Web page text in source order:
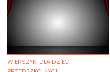
WIERSZYKI DLA DZIECI